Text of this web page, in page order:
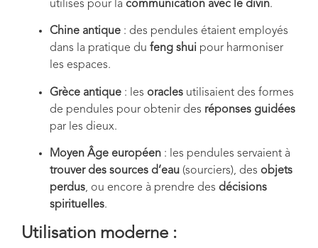
utilisés pour la communication avec le divin.
Chine antique : des pendules étaient employés
dans la pratique du feng shui pour harmoniser
les espaces.
Grèce antique : les oracles utilisaient des formes
de pendules pour obtenir des réponses guidées
par les dieux.
Moyen Âge européen : les pendules servaient à
trouver des sources d’eau (sourciers), des objets
perdus, ou encore à prendre des décisions
spirituelles.
Utilisation moderne :